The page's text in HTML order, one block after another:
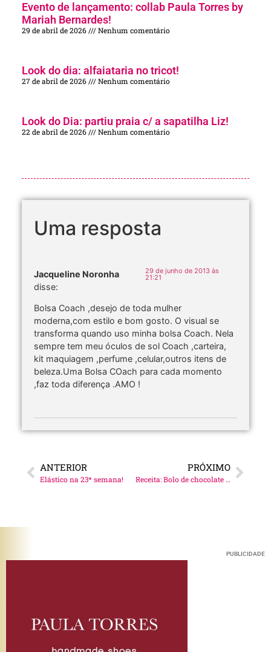
Evento de lançamento: collab Paula Torres by
Mariah Bernardes!
29 de abril de 2026 Nenhum comentário
Look do dia: alfaiataria no tricot!
27 de abril de 2026 Nenhum comentário
Look do Dia: partiu praia c/ a sapatilha Liz!
22 de abril de 2026 Nenhum comentário
Uma resposta
Jacqueline Noronha
disse:
29 de junho de 2013 às
21:21
Bolsa Coach ,desejo de toda mulher
moderna,com estilo e bom gosto. O visual se
transforma quando uso minha bolsa Coach. Nela
sempre tem meu óculos de sol Coach ,carteira,
kit maquiagem ,perfume ,celular,outros itens de
beleza.Uma Bolsa COach para cada momento
,faz toda diferença .AMO !
ANTERIOR
Elástico na 23* semana!
PRÓXIMO
Receita: Bolo de chocolate (o melhor!!!)
PUBLICIDADE